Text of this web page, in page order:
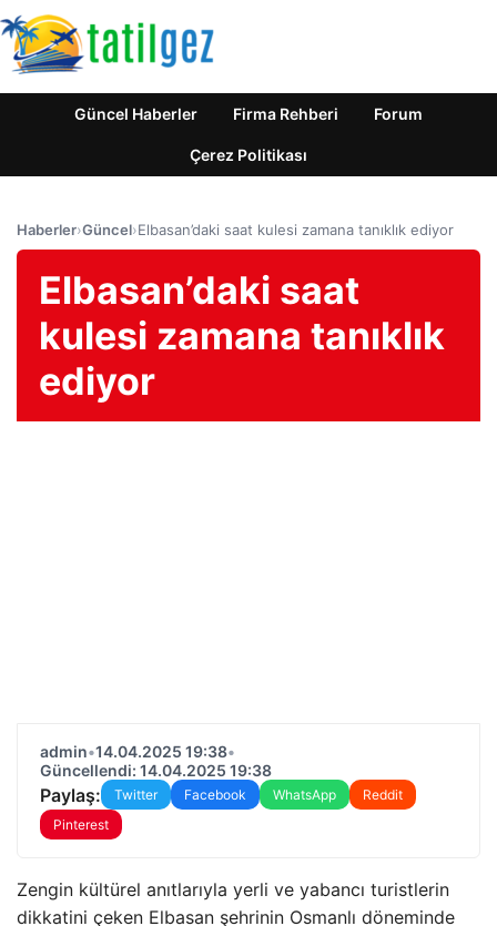
Güncel Haberler Firma Rehberi Forum
Çerez Politikası
Haberler›Güncel›Elbasan’daki saat kulesi zamana tanıklık ediyor
Elbasan’daki saat
kulesi zamana tanıklık
ediyor
admin•14.04.2025 19:38•
Güncellendi: 14.04.2025 19:38
Paylaş: Twitter Facebook WhatsApp
Reddit
Pinterest
Zengin kültürel anıtlarıyla yerli ve yabancı turistlerin
dikkatini çeken Elbasan şehrinin Osmanlı döneminde